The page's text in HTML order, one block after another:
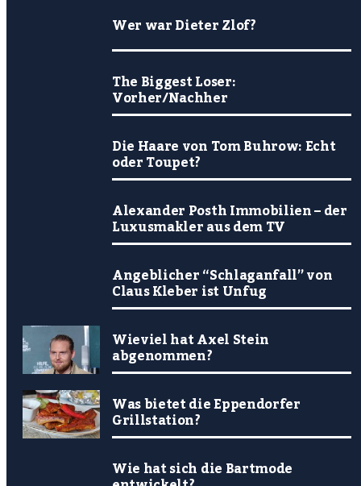
Wer war Dieter Zlof?
The Biggest Loser:
Vorher/Nachher
Die Haare von Tom Buhrow: Echt
oder Toupet?
Alexander Posth Immobilien – der
Luxusmakler aus dem TV
Angeblicher “Schlaganfall” von
Claus Kleber ist Unfug
Wieviel hat Axel Stein
abgenommen?
Was bietet die Eppendorfer
Grillstation?
Wie hat sich die Bartmode